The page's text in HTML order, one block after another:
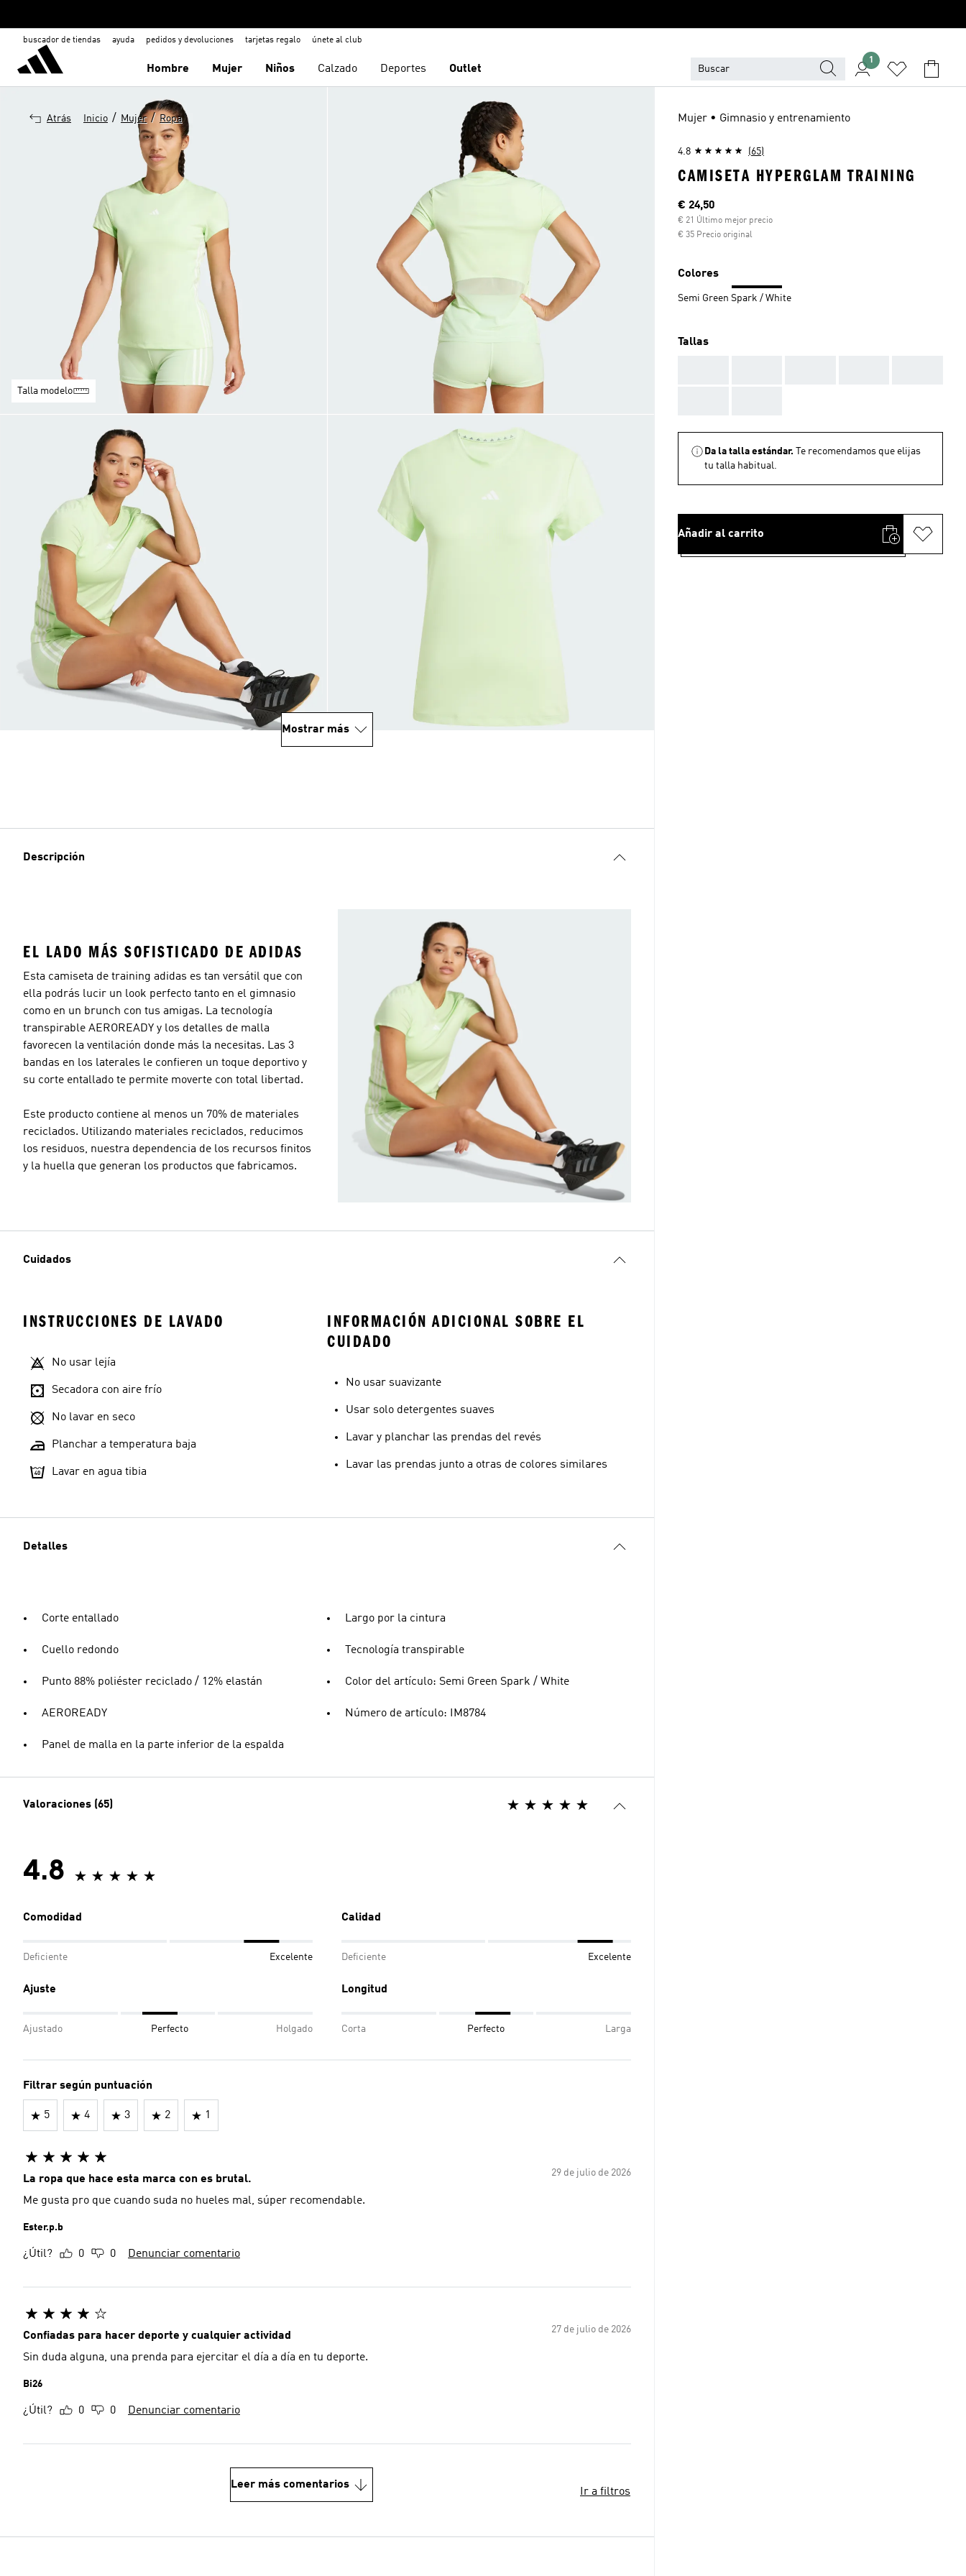
buscador de tiendas ayuda pedidos y devoluciones tarjetas regalo únete al club
Hombre Mujer Niños Calzado Deportes Outlet
1
Atrás Inicio / Mujer / Ropa
Talla modelo
Mostrar más
Descripción
EL LADO MÁS SOFISTICADO DE ADIDAS
Esta camiseta de training adidas es tan versátil que con
ella podrás lucir un look perfecto tanto en el gimnasio
como en un brunch con tus amigas. La tecnología
transpirable AEROREADY y los detalles de malla
favorecen la ventilación donde más la necesitas. Las 3
bandas en los laterales le confieren un toque deportivo y
su corte entallado te permite moverte con total libertad.
Este producto contiene al menos un 70% de materiales
reciclados. Utilizando materiales reciclados, reducimos
los residuos, nuestra dependencia de los recursos finitos
y la huella que generan los productos que fabricamos.
Cuidados
INSTRUCCIONES DE LAVADO
No usar lejía
Secadora con aire frío
No lavar en seco
Planchar a temperatura baja
Lavar en agua tibia
INFORMACIÓN ADICIONAL SOBRE EL
CUIDADO
No usar suavizante
Usar solo detergentes suaves
Lavar y planchar las prendas del revés
Lavar las prendas junto a otras de colores similares
Detalles
Corte entallado
Cuello redondo
Punto 88% poliéster reciclado / 12% elastán
AEROREADY
Panel de malla en la parte inferior de la espalda
Largo por la cintura
Tecnología transpirable
Color del artículo: Semi Green Spark / White
Número de artículo: IM8784
Valoraciones (65)
4.8
Comodidad
Deficiente Excelente
Calidad
Deficiente Excelente
Ajuste
Ajustado Perfecto Holgado
Longitud
Corta Perfecto Larga
Filtrar según puntuación
5 4 3 2 1
29 de julio de 2026
La ropa que hace esta marca con es brutal.
Me gusta pro que cuando suda no hueles mal, súper recomendable.
Ester.p.b
¿Útil? 0 0 Denunciar comentario
27 de julio de 2026
Confiadas para hacer deporte y cualquier actividad
Sin duda alguna, una prenda para ejercitar el día a día en tu deporte.
Bi26
¿Útil? 0 0 Denunciar comentario
Leer más comentarios
Ir a filtros
Mujer • Gimnasio y entrenamiento
4.8 (65)
CAMISETA HYPERGLAM TRAINING
Precio actual
€ 24,50
€ 21 Último mejor precio
€ 35 Precio original
Colores
Semi Green Spark / White
Tallas
Da la talla estándar.
Te recomendamos que elijas
tu talla habitual.
Añadir al carrito